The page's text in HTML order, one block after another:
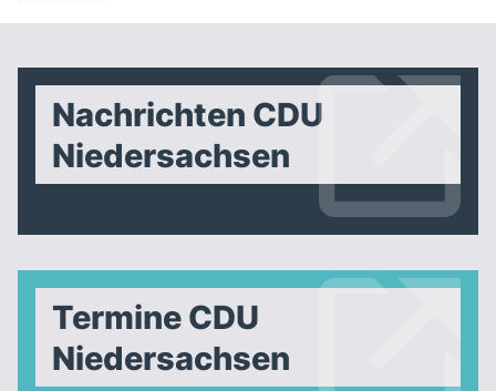
Nachrichten CDU
Niedersachsen
Termine CDU
Niedersachsen